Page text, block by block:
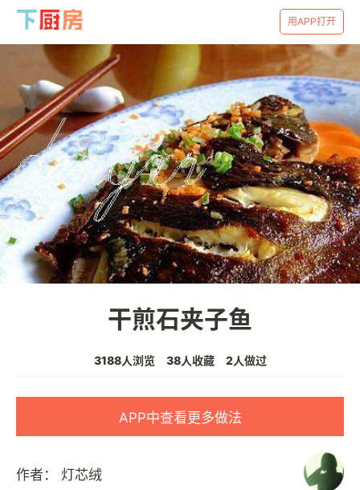
用APP打开
干煎石夹子鱼
3188人浏览 38人收藏 2人做过
APP中查看更多做法
作者： 灯芯绒